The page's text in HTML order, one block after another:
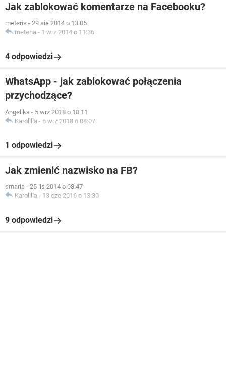
Jak zablokować komentarze na Facebooku?
meteria - 29 sie 2014 o 13:05
meteria - 1 wrz 2014 o 11:36
4 odpowiedzi
WhatsApp - jak zablokować połączenia
przychodzące?
Angelika - 5 wrz 2018 o 18:11
Karolllla - 6 wrz 2018 o 08:07
1 odpowiedzi
Jak zmienić nazwisko na FB?
smaria - 25 lis 2014 o 08:47
Karolllla - 13 cze 2016 o 13:30
9 odpowiedzi